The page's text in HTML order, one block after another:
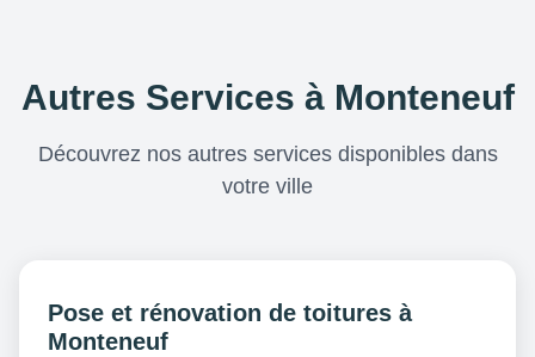
Autres Services à Monteneuf
Découvrez nos autres services disponibles dans
votre ville
Pose et rénovation de toitures à
Monteneuf